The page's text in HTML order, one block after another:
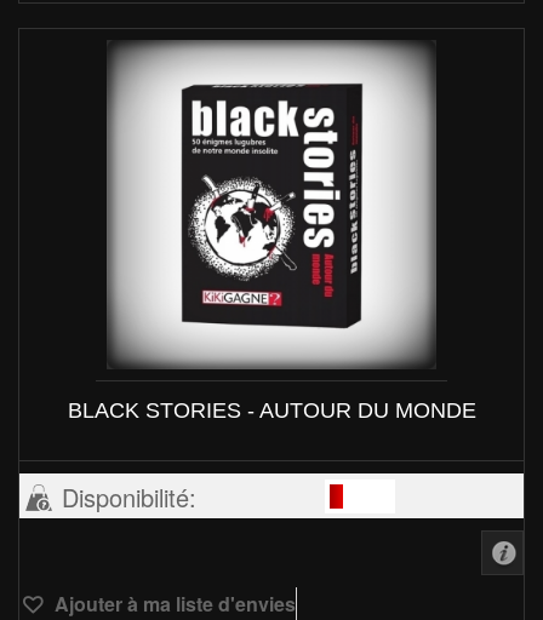
BLACK STORIES - AUTOUR DU MONDE
Disponibilité:
Ajouter à ma liste d'envies